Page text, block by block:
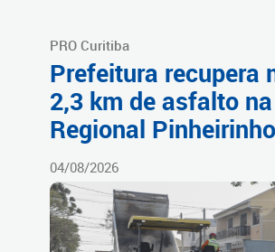
PRO Curitiba
Prefeitura recupera
2,3 km de asfalto na
Regional Pinheirinho
04/08/2026